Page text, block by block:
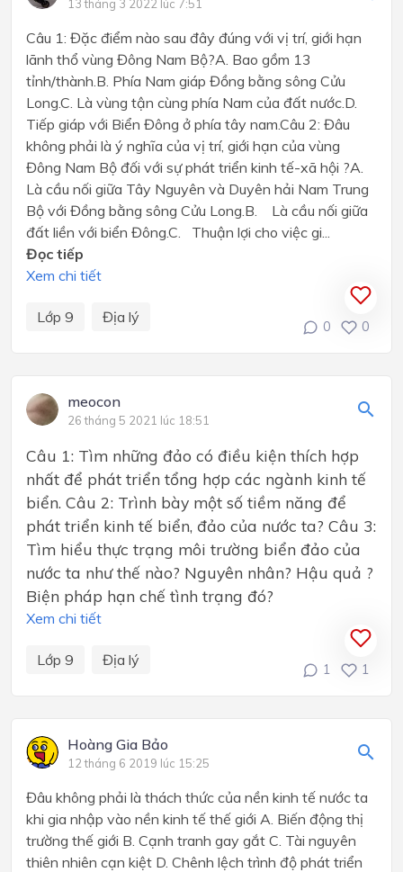
13 tháng 3 2022 lúc 7:51
Câu 1: Đặc điểm nào sau đây đúng với vị trí, giới hạn
lãnh thổ vùng Đông Nam Bộ?A. Bao gồm 13
tỉnh/thành.B. Phía Nam giáp Đồng bằng sông Cửu
Long.C. Là vùng tận cùng phía Nam của đất nước.D.
Tiếp giáp với Biển Đông ở phía tây nam.Câu 2: Đâu
không phải là ý nghĩa của vị trí, giới hạn của vùng
Đông Nam Bộ đối với sự phát triển kinh tế-xã hội ?A.
Là cầu nối giữa Tây Nguyên và Duyên hải Nam Trung
Bộ với Đồng bằng sông Cửu Long.B. Là cầu nối giữa
đất liền với biển Đông.C. Thuận lợi cho việc gi...
Đọc tiếp
Xem chi tiết
Lớp 9 Địa lý
0 0
meocon
26 tháng 5 2021 lúc 18:51
Câu 1: Tìm những đảo có điều kiện thích hợp
nhất để phát triển tổng hợp các ngành kinh tế
biển. Câu 2: Trình bày một số tiềm năng để
phát triển kinh tế biển, đảo của nước ta? Câu 3:
Tìm hiểu thực trạng môi trường biển đảo của
nước ta như thế nào? Nguyên nhân? Hậu quả ?
Biện pháp hạn chế tình trạng đó?
Xem chi tiết
Lớp 9 Địa lý
1 1
Hoàng Gia Bảo
12 tháng 6 2019 lúc 15:25
Đâu không phải là thách thức của nền kinh tế nước ta
khi gia nhập vào nền kinh tế thế giới A. Biến động thị
trường thế giới B. Cạnh tranh gay gắt C. Tài nguyên
thiên nhiên cạn kiệt D. Chênh lệch trình độ phát triển